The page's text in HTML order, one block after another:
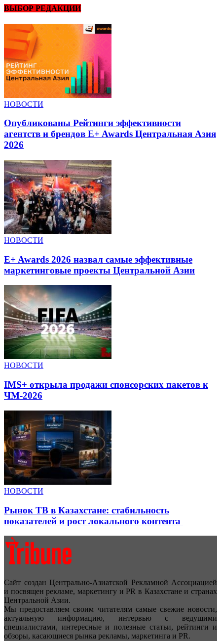
ВЫБОР РЕДАКЦИИ
НОВОСТИ
Опубликованы Рейтинги эффективности
агентств и брендов E+ Awards Центральная Азия
2026
НОВОСТИ
E+ Awards 2026 назвал самые эффективные
маркетинговые проекты Центральной Азии
НОВОСТИ
IMS+ открыла продажи спонсорских пакетов к
ЧМ-2026
НОВОСТИ
Рынок ТВ в Казахстане: стабильность
показателей и рост локального контента
Сайт создан Центрально-Азиатской Рекламной Ассоциацией
и посвящен рекламе, маркетингу и PR в Казахстане и странах
Центральной Азии.
Мы предоставляем своим читателям самые свежие новости,
актуальную информацию, интервью с ведущими
специалистами, интересные и полезные статьи, рейтинги и
обзоры, касающиеся рынка рекламы, маркетинга и PR.